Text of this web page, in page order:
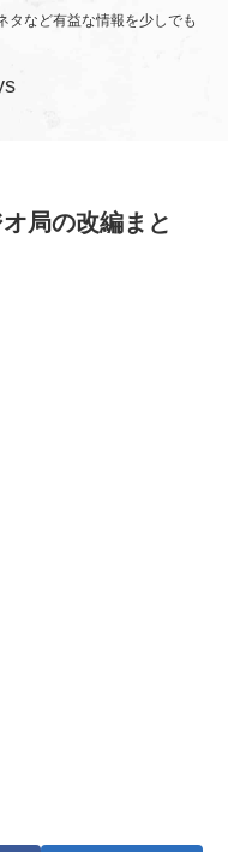
タなど有益な情報を少しでも
局の改編まと